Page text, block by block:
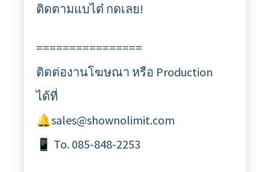
ติดตามแบไต๋ กดเลย!
================
ติดต่องานโฆษณา หรือ Production
ได้ที่
🔔sales@shownolimit.com
📱 To. 085-848-2253